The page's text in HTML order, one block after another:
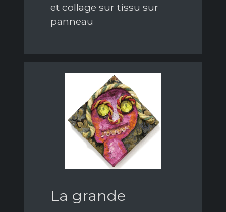
et collage sur tissu sur
panneau
La grande